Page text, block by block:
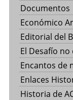
Documentos
Económico
Editorial del
El Desafío no
Encantos de
Enlaces
Historia de